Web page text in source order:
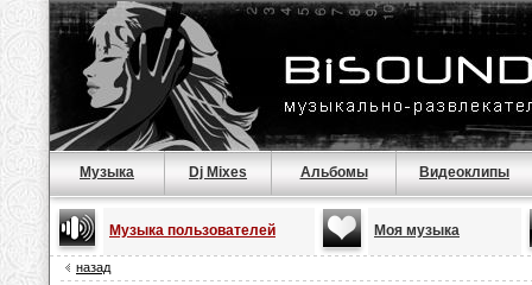
Музыка Dj Mixes Альбомы Видеоклипы
Музыка пользователей Моя музыка
назад